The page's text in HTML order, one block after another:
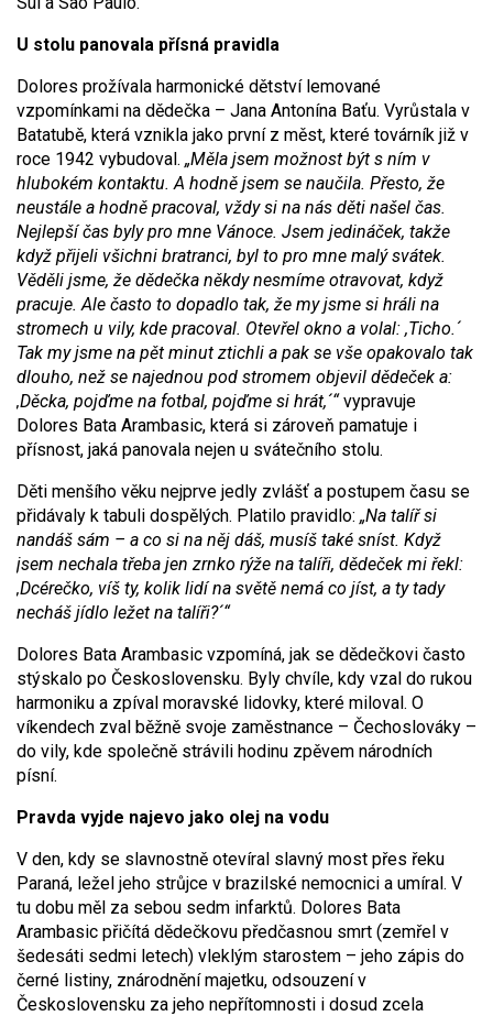
U stolu panovala přísná pravidla
Dolores prožívala harmonické dětství lemované
vzpomínkami na dědečka – Jana Antonína Baťu. Vyrůstala v
Batatubě, která vznikla jako první z měst, které továrník již v
roce 1942 vybudoval. „Měla jsem možnost být s ním v
hlubokém kontaktu. A hodně jsem se naučila. Přesto, že
neustále a hodně pracoval, vždy si na nás děti našel čas.
Nejlepší čas byly pro mne Vánoce. Jsem jedináček, takže
když přijeli všichni bratranci, byl to pro mne malý svátek.
Věděli jsme, že dědečka někdy nesmíme otravovat, když
pracuje. Ale často to dopadlo tak, že my jsme si hráli na
stromech u vily, kde pracoval. Otevřel okno a volal: ,Ticho.´
Tak my jsme na pět minut ztichli a pak se vše opakovalo tak
dlouho, než se najednou pod stromem objevil dědeček a:
,Děcka, pojďme na fotbal, pojďme si hrát,´“vypravuje
Dolores Bata Arambasic, která si zároveň pamatuje i
přísnost, jaká panovala nejen u svátečního stolu.
Děti menšího věku nejprve jedly zvlášť a postupem času se
přidávaly k tabuli dospělých. Platilo pravidlo: „Na talíř si
nandáš sám – a co si na něj dáš, musíš také sníst. Když
jsem nechala třeba jen zrnko rýže na talíři, dědeček mi řekl:
,Dcérečko, víš ty, kolik lidí na světě nemá co jíst, a ty tady
necháš jídlo ležet na talíři?´“
Dolores Bata Arambasic vzpomíná, jak se dědečkovi často
stýskalo po Československu. Byly chvíle, kdy vzal do rukou
harmoniku a zpíval moravské lidovky, které miloval. O
víkendech zval běžně svoje zaměstnance – Čechoslováky –
do vily, kde společně strávili hodinu zpěvem národních
písní.
Pravda vyjde najevo jako olej na vodu
V den, kdy se slavnostně otevíral slavný most přes řeku
Paraná, ležel jeho strůjce v brazilské nemocnici a umíral. V
tu dobu měl za sebou sedm infarktů. Dolores Bata
Arambasic přičítá dědečkovu předčasnou smrt (zemřel v
šedesáti sedmi letech) vleklým starostem – jeho zápis do
černé listiny, znárodnění majetku, odsouzení v
Československu za jeho nepřítomnosti i dosud zcela